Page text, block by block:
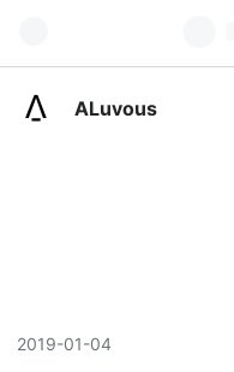
ALuvous
2019-01-04